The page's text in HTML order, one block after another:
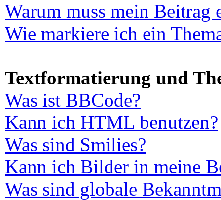
Warum muss mein Beitrag
Wie markiere ich ein
Textformatierung und
Was ist BBCode?
Kann ich HTML benutzen?
Was sind Smilies?
Kann ich Bilder in meine
Was sind globale